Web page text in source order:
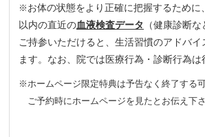
※ お体の状態をより正確に把握するために
以内の直近の血液検査データ
（健康診断
ご持参いただけると、生活習慣のアドバ
ます。なお、院では医療行為・診断行為は
※ホームページ限定特典は予告なく終了する
ご予約時にホームページを見たとお伝え下さ